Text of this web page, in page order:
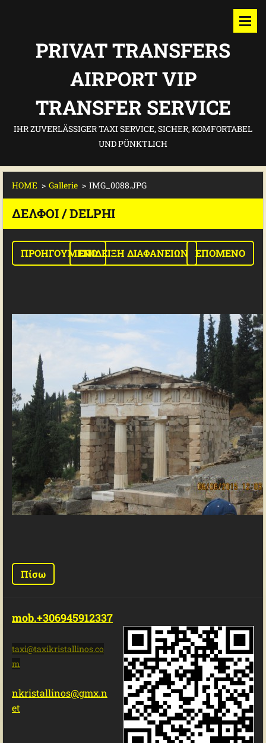
PRIVAT TRANSFERS
AIRPORT VIP
TRANSFER SERVICE
IHR ZUVERLÄSSIGER TAXI SERVICE, SICHER, KOMFORTABEL
UND PÜNKTLICH
HOME > Gallerie > IMG_0088.JPG
ΔΕΛΦΟΊ / DELPHI
ΠΡΟΗΓΟΎΜΕΝΟΕΠΊΔΕΙΞΗ ΔΙΑΦΑΝΕΙΏΝ ΕΠΌΜΕΝΟ
Πίσω
mob.+306945912337
taxi@taxikristallinos.co
m
nkristallinos@gmx.n
et